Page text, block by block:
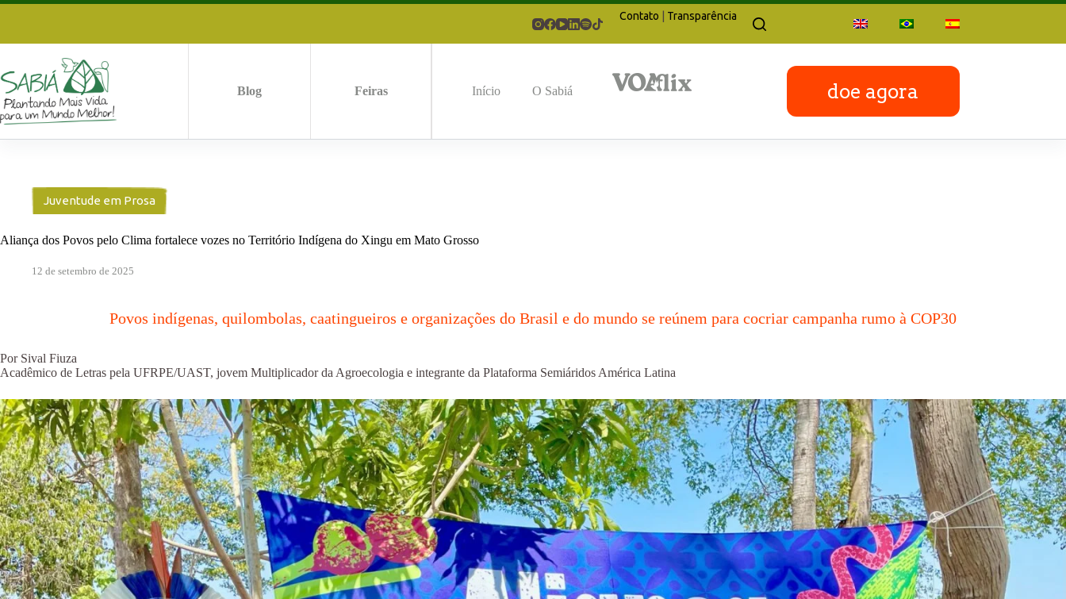
Pular
Contato | Transparência
Blog Feiras Início O Sabiá doe agora
Juventude em Prosa
Aliança dos Povos pelo Clima fortalece vozes no Território Indígena do Xingu em Mato Grosso
12 de setembro de 2025
Povos indígenas, quilombolas, caatingueiros e organizações do Brasil e do mundo se reúnem para cocriar campanha rumo à COP30
Por Sival Fiuza
Acadêmico de Letras pela UFRPE/UAST, jovem Multiplicador da Agroecologia e integrante da Plataforma Semiáridos América Latina